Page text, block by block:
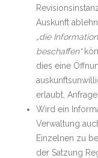
Auskunft
„die
beschaffen“
dies eine
erlaubt,
Wird ein
Verwaltung
Einzelnen zu
der Satzung